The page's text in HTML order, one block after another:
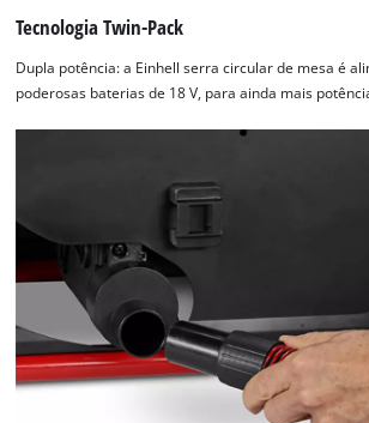
Tecnologia Twin-Pack
Dupla potência: a Einhell serra circular de mesa é
poderosas baterias de 18 V, para ainda mais